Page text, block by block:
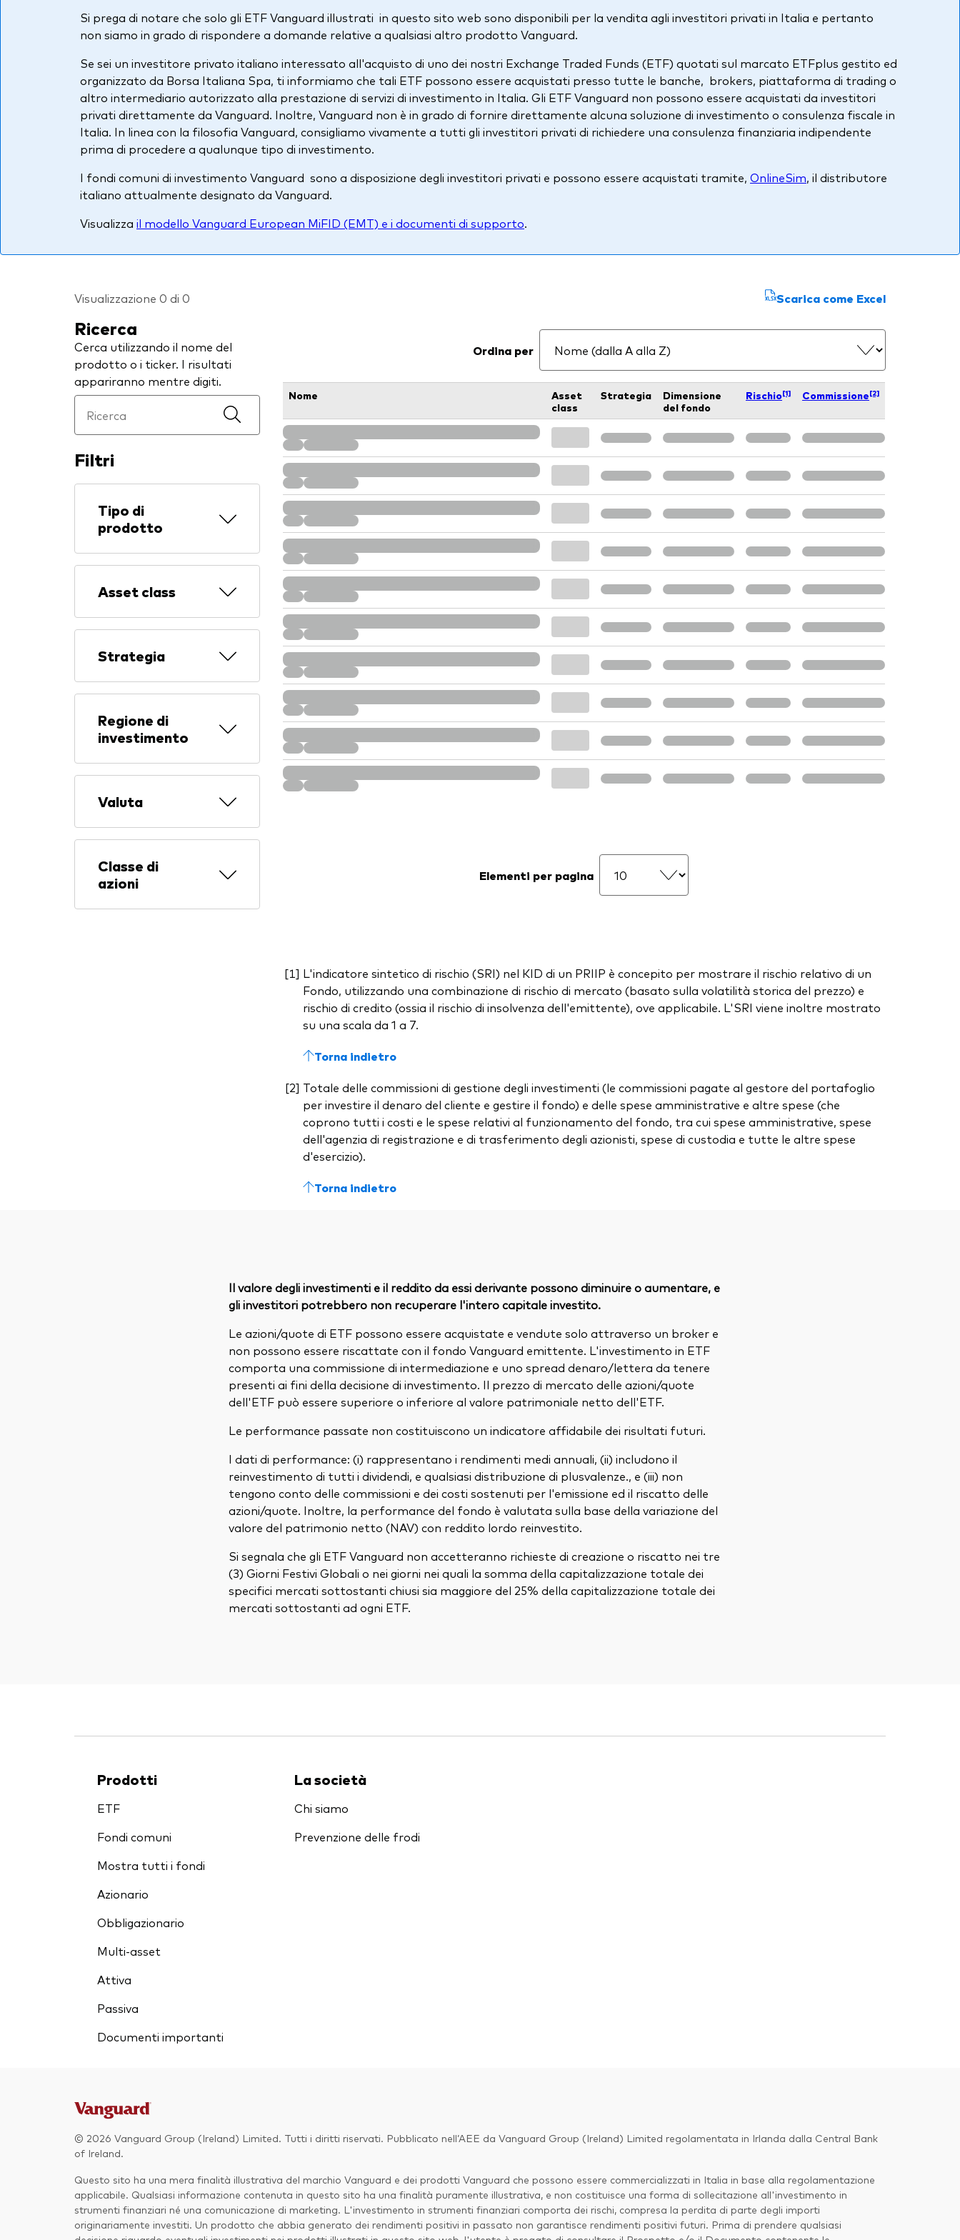
Si prega di notare che solo gli ETF Vanguard illustrati in questo sito web sono disponibili per la vendita agli investitori privati in Italia e pertanto
non siamo in grado di rispondere a domande relative a qualsiasi altro prodotto Vanguard.
Se sei un investitore privato italiano interessato all'acquisto di uno dei nostri Exchange Traded Funds (ETF) quotati sul marcato ETFplus gestito ed
organizzato da Borsa Italiana Spa, ti informiamo che tali ETF possono essere acquistati presso tutte le banche, brokers, piattaforma di trading o
altro intermediario autorizzato alla prestazione di servizi di investimento in Italia. Gli ETF Vanguard non possono essere acquistati da investitori
privati direttamente da Vanguard. Inoltre, Vanguard non è in grado di fornire direttamente alcuna soluzione di investimento o consulenza fiscale in
Italia. In linea con la filosofia Vanguard, consigliamo vivamente a tutti gli investitori privati di richiedere una consulenza finanziaria indipendente
prima di procedere a qualunque tipo di investimento.
I fondi comuni di investimento Vanguard sono a disposizione degli investitori privati e possono essere acquistati tramite, OnlineSim, il distributore
italiano attualmente designato da Vanguard.
Visualizza il modello Vanguard European MiFID (EMT) e i documenti di supporto.
Visualizzazione 0 di 0
Ricerca
Cerca utilizzando il nome del
prodotto o i ticker. I risultati
appariranno mentre digiti.
Filtri
Tipo di
prodotto
Asset class
Strategia
Regione di
investimento
Valuta
Classe di
azioni
Scarica come Excel
Ordina per
Nome
Asset
class
Strategia
Dimensione
del fondo
Rischio[1] Commissione[2]
Elementi per pagina
L'indicatore sintetico di rischio (SRI) nel KID di un PRIIP è concepito per mostrare il rischio relativo di un
Fondo, utilizzando una combinazione di rischio di mercato (basato sulla volatilità storica del prezzo) e
rischio di credito (ossia il rischio di insolvenza dell'emittente), ove applicabile. L'SRI viene inoltre mostrato
su una scala da 1 a 7.
Torna indietro
Totale delle commissioni di gestione degli investimenti (le commissioni pagate al gestore del portafoglio
per investire il denaro del cliente e gestire il fondo) e delle spese amministrative e altre spese (che
coprono tutti i costi e le spese relativi al funzionamento del fondo, tra cui spese amministrative, spese
dell'agenzia di registrazione e di trasferimento degli azionisti, spese di custodia e tutte le altre spese
d'esercizio).
Torna indietro
Il valore degli investimenti e il reddito da essi derivante possono diminuire o aumentare, e
gli investitori potrebbero non recuperare l'intero capitale investito.
Le azioni/quote di ETF possono essere acquistate e vendute solo attraverso un broker e
non possono essere riscattate con il fondo Vanguard emittente. L'investimento in ETF
comporta una commissione di intermediazione e uno spread denaro/lettera da tenere
presenti ai fini della decisione di investimento. Il prezzo di mercato delle azioni/quote
dell'ETF può essere superiore o inferiore al valore patrimoniale netto dell'ETF.
Le performance passate non costituiscono un indicatore affidabile dei risultati futuri.
I dati di performance: (i) rappresentano i rendimenti medi annuali, (ii) includono il
reinvestimento di tutti i dividendi, e qualsiasi distribuzione di plusvalenze., e (iii) non
tengono conto delle commissioni e dei costi sostenuti per l'emissione ed il riscatto delle
azioni/quote. Inoltre, la performance del fondo è valutata sulla base della variazione del
valore del patrimonio netto (NAV) con reddito lordo reinvestito.
Si segnala che gli ETF Vanguard non accetteranno richieste di creazione o riscatto nei tre
(3) Giorni Festivi Globali o nei giorni nei quali la somma della capitalizzazione totale dei
specifici mercati sottostanti chiusi sia maggiore del 25% della capitalizzazione totale dei
mercati sottostanti ad ogni ETF.
Prodotti
ETF
Fondi comuni
Mostra tutti i fondi
Azionario
Obbligazionario
Multi-asset
Attiva
Passiva
Documenti importanti
La società
Chi siamo
Prevenzione delle frodi
© 2026 Vanguard Group (Ireland) Limited. Tutti i diritti riservati. Pubblicato nell’AEE da Vanguard Group (Ireland) Limited regolamentata in Irlanda dalla Central Bank
of Ireland.
Questo sito ha una mera finalità illustrativa del marchio Vanguard e dei prodotti Vanguard che possono essere commercializzati in Italia in base alla regolamentazione
applicabile. Qualsiasi informazione contenuta in questo sito ha una finalità puramente illustrativa, e non costituisce una forma di sollecitazione all'investimento in
strumenti finanziari né una comunicazione di marketing. L'investimento in strumenti finanziari comporta dei rischi, compresa la perdita di parte degli importi
originariamente investiti. Un prodotto che abbia generato dei rendimenti positivi in passato non garantisce rendimenti positivi futuri. Prima di prendere qualsiasi